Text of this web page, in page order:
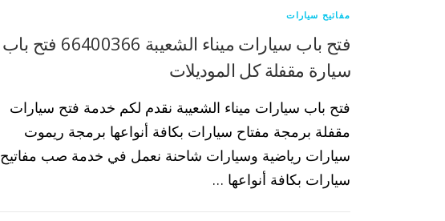
مفاتيح سيارات
فتح باب سيارات ميناء الشعيبة 66400366 فتح باب
سيارة مقفلة كل الموديلات
فتح باب سيارات ميناء الشعيبة نقدم لكم خدمة فتح سيارات
مقفلة برمجة مفتاح سيارات بكافة أنواعها برمجة ريموت
سيارات رياضية وسيارات شاحنة نعمل في خدمة صب مفاتيح
سيارات بكافة أنواعها …